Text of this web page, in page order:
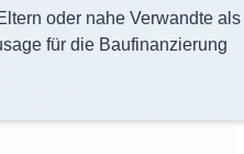
oder nahe Verwandte als
für die Baufinanzierung